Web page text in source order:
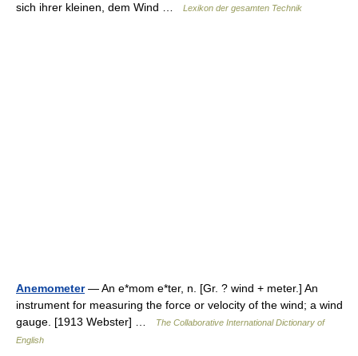
sich ihrer kleinen, dem Wind …
Lexikon der gesamten Technik
Anemometer— An e*mom e*ter, n. [Gr. ? wind + meter.] An
instrument for measuring the force or velocity of the wind; a wind
gauge. [1913 Webster] …
The Collaborative International Dictionary of
English